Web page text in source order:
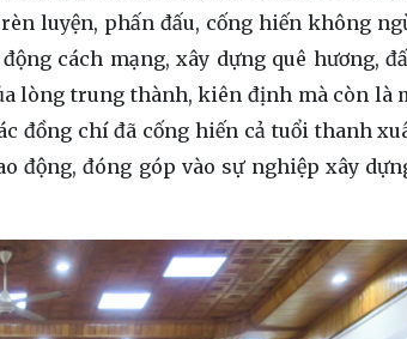
luyện, phấn đấu, cống hiến không
cách mạng, xây dựng quê hương,
lòng trung thành, kiên định mà còn là
đồng chí đã cống hiến cả tuổi thanh
đóng góp vào sự nghiệp xây